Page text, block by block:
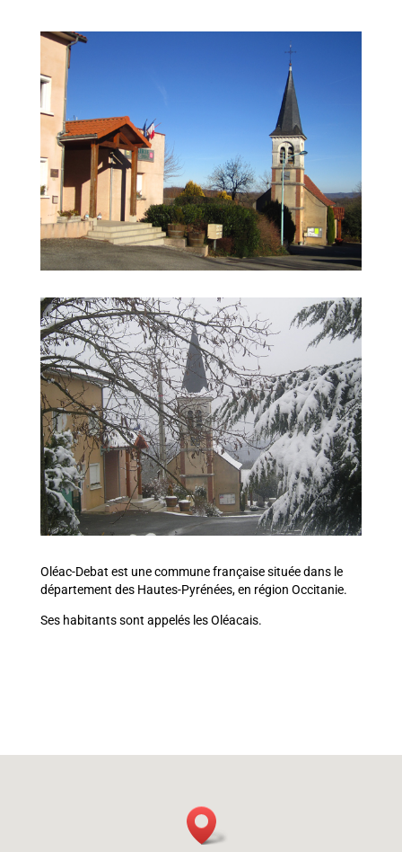
Oléac-Debat est une commune française située dans le
département des Hautes-Pyrénées, en région Occitanie.
Ses habitants sont appelés les Oléacais.